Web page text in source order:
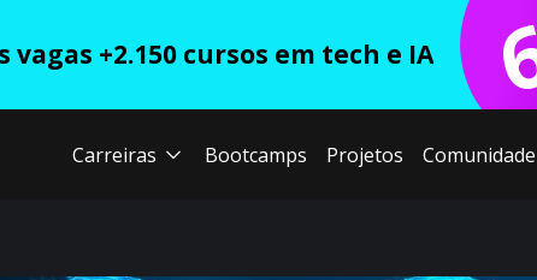
vagas +2.150 cursos em tech e IA
Carreiras Bootcamps Projetos Comunidade